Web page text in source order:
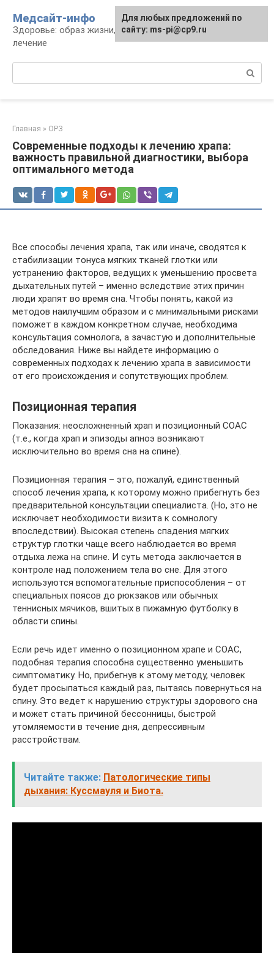
контенту
Медсайт-инфо
Здоровье: образ жизни, профилактика и
лечение
Главная » ОРЗ
Современные подходы к лечению храпа:
важность правильной диагностики, выбора
оптимального метода
Все способы лечения храпа, так или иначе, сводятся к
стабилизации тонуса мягких тканей глотки или
устранению факторов, ведущих к уменьшению просвета
дыхательных путей – именно вследствие этих причин
люди храпят во время сна. Чтобы понять, какой из
методов наилучшим образом и с минимальными рисками
поможет в каждом конкретном случае, необходима
консультация сомнолога, а зачастую и дополнительные
обследования. Ниже вы найдете информацию о
современных подходах к лечению храпа в зависимости
от его происхождения и сопутствующих проблем.
Позиционная терапия
Показания: неосложненный храп и позиционный СОАС
(т.е., когда храп и эпизоды апноэ возникают
исключительно во время сна на спине).
Позиционная терапия – это, пожалуй, единственный
способ лечения храпа, к которому можно прибегнуть без
предварительной консультации специалиста. (Но, это не
исключает необходимости визита к сомнологу
впоследствии). Высокая степень спадения мягких
структур глотки чаще всего наблюдается во время
отдыха лежа на спине. И суть метода заключается в
контроле над положением тела во сне. Для этого
используются вспомогательные приспособления – от
специальных поясов до рюкзаков или обычных
теннисных мячиков, вшитых в пижамную футболку в
области спины.
Если речь идет именно о позиционном храпе и СОАС,
подобная терапия способна существенно уменьшить
симптоматику. Но, прибегнув к этому методу, человек
будет просыпаться каждый раз, пытаясь повернуться на
спину. Это ведет к нарушению структуры здорового сна
и может стать причиной бессонницы, быстрой
утомляемости в течение дня, депрессивным
расстройствам.
Читайте также: Патологические типы
дыхания: Куссмауля и Биота.
Для любых предложений по
сайту: ms-pi@cp9.ru